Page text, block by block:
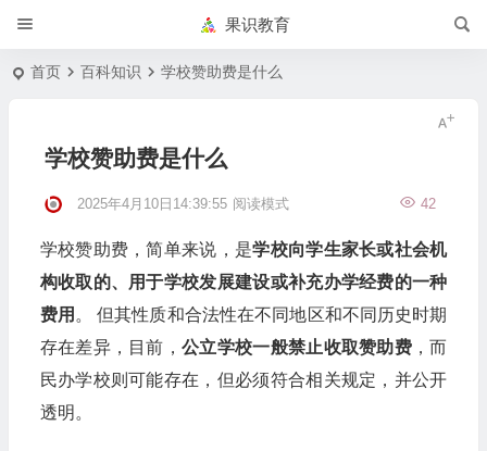
果识教育
首页 百科知识 学校赞助费是什么
学校赞助费是什么
2025年4月10日14:39:55 42
阅读模式
学校赞助费，简单来说，是学校向学生家长或社会机
构收取的、用于学校发展建设或补充办学经费的一种
费用 。 但其性质和合法性在不同地区和不同历史时期
存在差异，目前，公立学校一般禁止收取赞助费 ，而
民办学校则可能存在，但必须符合相关规定，并公开
透明。